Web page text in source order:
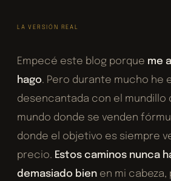
LA VERSIÓN REAL
Empecé este blog porque me
hago. Pero durante mucho he
desencantada con el mundillo
mundo donde se venden
donde el objetivo es siempre
precio. Estos caminos nunca
demasiado bien en mi cabeza,